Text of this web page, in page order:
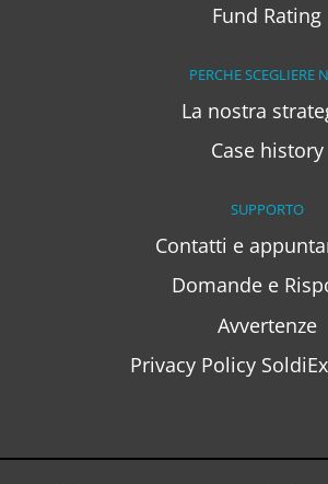
Fund Rating
PERCHE SCEGLIERE
La nostra
Case history
SUPPORTO
Contatti e
Domande e
Avvertenze
Privacy Policy